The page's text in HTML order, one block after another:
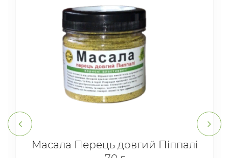
Масала Перець довгий Піппалі